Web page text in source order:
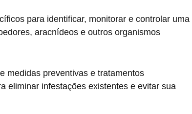
para identificar, monitorar e controlar uma
aracnídeos e outros organismos
medidas preventivas e tratamentos
eliminar infestações existentes e evitar sua